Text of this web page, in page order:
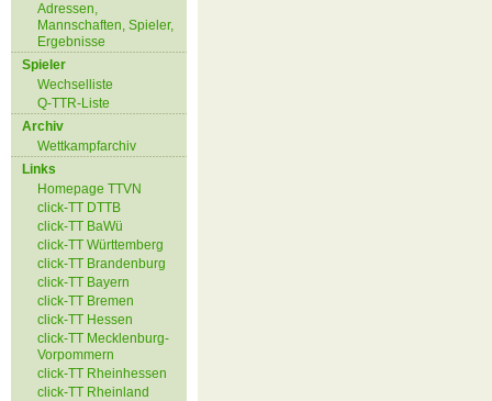
Adressen,
Mannschaften, Spieler,
Ergebnisse
Spieler
Wechselliste
Q-TTR-Liste
Archiv
Wettkampfarchiv
Links
Homepage TTVN
click-TT DTTB
click-TT BaWü
click-TT Württemberg
click-TT Brandenburg
click-TT Bayern
click-TT Bremen
click-TT Hessen
click-TT Mecklenburg-
Vorpommern
click-TT Rheinhessen
click-TT Rheinland